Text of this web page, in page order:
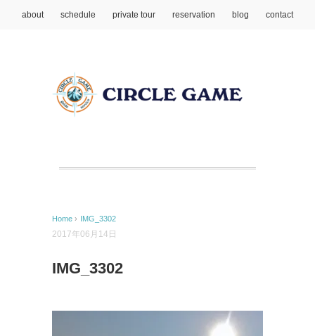
about schedule private tour reservation blog contact
Home › IMG_3302
2017年06月14日
IMG_3302